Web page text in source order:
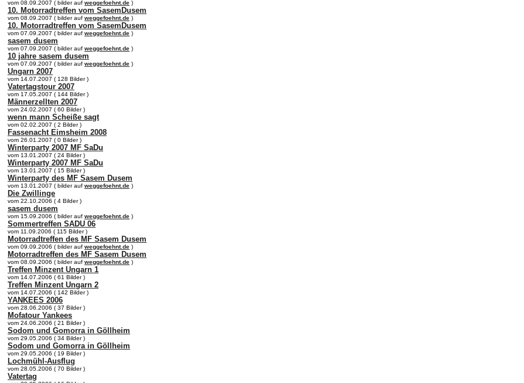
vom 08.09.2007 ( bilder auf weggefoehnt.de )
10. Motorradtreffen vom SasemDusem
vom 08.09.2007 ( bilder auf weggefoehnt.de )
10. Motorradtreffen vom SasemDusem
vom 07.09.2007 ( bilder auf weggefoehnt.de )
sasem dusem
vom 07.09.2007 ( bilder auf weggefoehnt.de )
10 jahre sasem dusem
vom 07.09.2007 ( bilder auf weggefoehnt.de )
Ungarn 2007
vom 14.07.2007 ( 128 Bilder )
Vatertagstour 2007
vom 17.05.2007 ( 144 Bilder )
Männerzellten 2007
vom 24.02.2007 ( 60 Bilder )
wenn mann Scheiße sagt
vom 02.02.2007 ( 2 Bilder )
Fassenacht Eimsheim 2008
vom 26.01.2007 ( 0 Bilder )
Winterparty 2007 MF SaDu
vom 13.01.2007 ( 24 Bilder )
Winterparty 2007 MF SaDu
vom 13.01.2007 ( 15 Bilder )
Winterparty des MF Sasem Dusem
vom 13.01.2007 ( bilder auf weggefoehnt.de )
Die Zwillinge
vom 22.10.2006 ( 4 Bilder )
sasem dusem
vom 15.09.2006 ( bilder auf weggefoehnt.de )
Sommertreffen SADU 06
vom 11.09.2006 ( 115 Bilder )
Motorradtreffen des MF Sasem Dusem
vom 09.09.2006 ( bilder auf weggefoehnt.de )
Motorradtreffen des MF Sasem Dusem
vom 08.09.2006 ( bilder auf weggefoehnt.de )
Treffen Minzent Ungarn 1
vom 14.07.2006 ( 61 Bilder )
Treffen Minzent Ungarn 2
vom 14.07.2006 ( 142 Bilder )
YANKEES 2006
vom 28.06.2006 ( 37 Bilder )
Mofatour Yankees
vom 24.06.2006 ( 21 Bilder )
Sodom und Gomorra in Göllheim
vom 29.05.2006 ( 34 Bilder )
Sodom und Gomorra in Göllheim
vom 29.05.2006 ( 19 Bilder )
Lochmühl-Ausflug
vom 28.05.2006 ( 70 Bilder )
Vatertag